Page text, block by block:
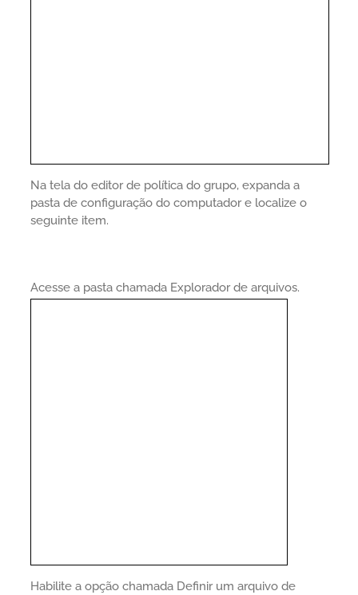
Na tela do editor de política do grupo, expanda a
pasta de configuração do computador e localize o
seguinte item.
Acesse a pasta chamada Explorador de arquivos.
Habilite a opção chamada Definir um arquivo de